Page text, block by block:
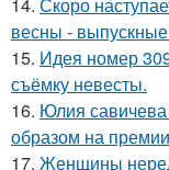
весны -
15. Идея номер
съёмку невесты.
16. Юлия
образом на
17. Женщины